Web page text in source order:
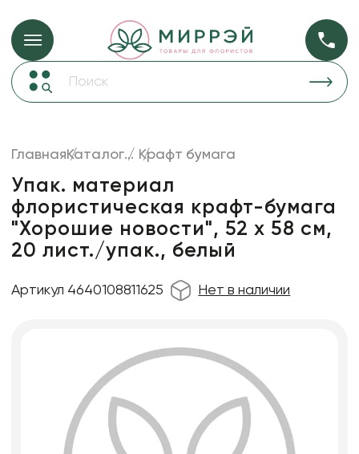
Упаковка для цветов и подарков Упаковка для
прозрачная
Сухоцветы
Лента
Искусственные цветы и растения
Декоративные вазы, кашпо
ГлавнаяКаталог... Крафт бумага
Упак. материал
флористическая крафт-бумага
"Хорошие новости", 52 х 58 см,
20 лист./упак., белый
Артикул 4640108811625 Нет в наличии